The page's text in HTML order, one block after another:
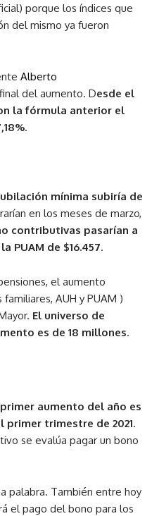
porque los índices que
del mismo ya fueron
Alberto
del aumento. Desde el
la fórmula anterior el
.
mínima subiría de
en los meses de marzo,
contributivas pasarían a
PUAM de $16.457.
el aumento
AUH y PUAM )
El universo de
es de 18 millones.
aumento del año es
trimestre de 2021.
se evalúa pagar un bono
palabra. También entre hoy
el pago del bono para los